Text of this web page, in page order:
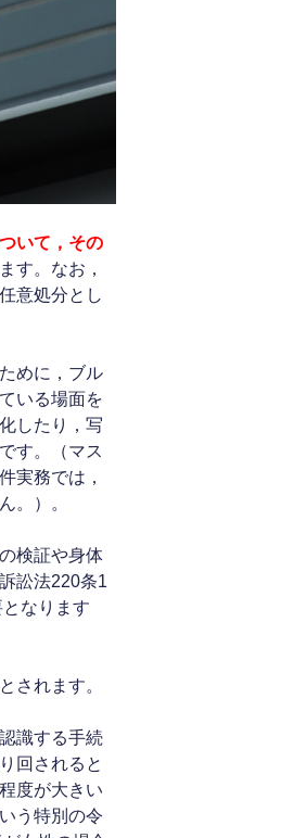
いて，その
す。なお，
意処分とし
めに，ブル
いる場面を
したり，写
す。（マス
実務では，
。）。
検証や身体
訟法220条1
なります
されます。
識する手続
回されると
度が大きい
う特別の令